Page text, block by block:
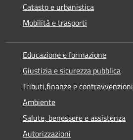
Catasto e urbanistica
Mobilità e trasporti
Educazione e formazione
Giustizia e sicurezza pubblica
Tributi,finanze e contravvenzioni
Ambiente
Salute, benessere e assistenza
Autorizzazioni